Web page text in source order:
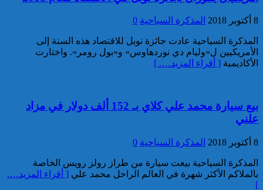
تونسية موضوع أمر دولي بإلقاء
القضائية الفرنسية
إيفاد لجنة للبحث في ملابسات
وفاة 5 أشخاص بورش بناء سد
المختار السوسي
8 أكتوبر 2018 المذكرة السياحية 0
المذكرة السياحية عادت جائزة نوبل للاقتصاد هذه السنة إلى
الأمريكيين ل«وليام دي نوردهاوس» و«بول رومر». واختارت
الأكاديمية [ أقراء المزيد…. ]
بيع سيارة محمد علي كلاي بـ 152 ألف دولار في مزاد
علني
8 أكتوبر 2018 المذكرة السياحية 0
المذكرة السياحية بيعت سيارة من طراز رولز رويس الخاصة
بالملاكم الأكثر شهرة في العالم الراحل محمد علي [ أقراء المزيد….
]